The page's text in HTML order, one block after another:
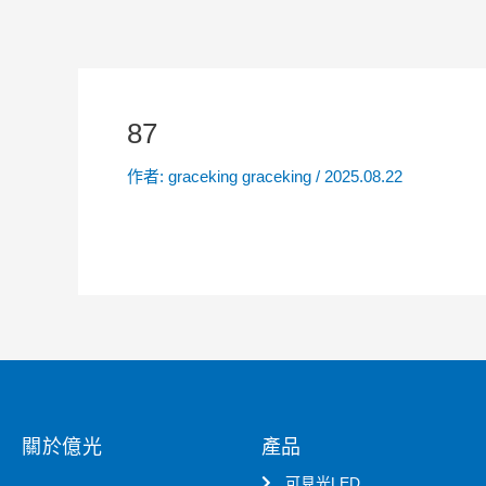
87
作者: graceking graceking / 2025.08.22
關於億光 產品